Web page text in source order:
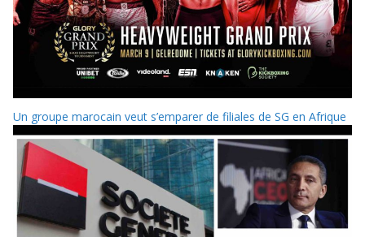
Un groupe marocain veut s’emparer de filiales de SG en Afrique